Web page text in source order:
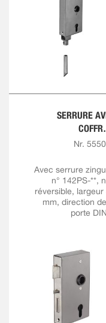
SERRURE
Nr.
Avec serrure
n° 142PS-**,
réversible, largeur
mm, direction
porte